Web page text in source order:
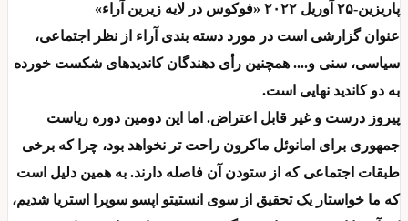
پاریزین-۲۵ آوریل ۲۰۲۲ «فوکوس در لایه زیرین آراء»
عنوان گزارشی است در مورد دسته بندی آراء از نظر اجتماعی،
سیاسی، سنی و.... همچنین رأی دهندگان کاندیدهای شکست خورده
به دو کاندید نهایی است.
پیروز درست و غیر قابل اعتراض. اما این دومین دوره ریاست
جمهوری برای امانوئل ماکرون راحت تر نخواهد بود، چرا که برخی
طبقات اجتماعی که از ستودن آن فاصله دارند. به همین دلیل است
که ما خواستار یک تحقیق از سوی انستیتو اپسو سوپرا استریا شدیم،